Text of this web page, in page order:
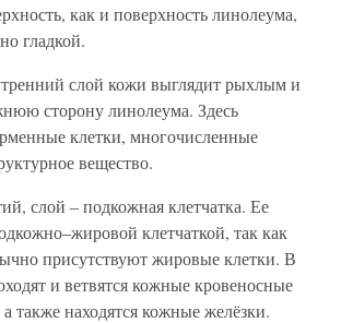
как и поверхность линолеума,
гладкой.
слой кожи выглядит рыхлым и
сторону линолеума. Здесь
клетки, многочисленные
вещество.
слой – подкожная клетчатка. Ее
клетчаткой, так как
присутствуют жировые клетки. В
и ветвятся кожные кровеносные
также находятся кожные желёзки.